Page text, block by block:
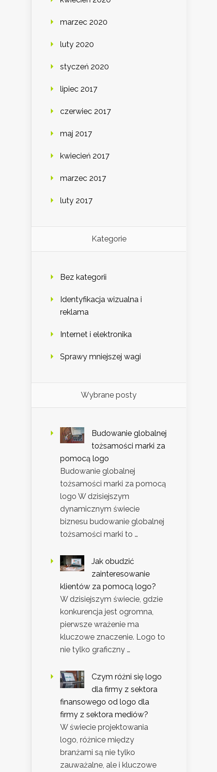
marzec 2020
luty 2020
styczeń 2020
lipiec 2017
czerwiec 2017
maj 2017
kwiecień 2017
marzec 2017
luty 2017
Kategorie
Bez kategorii
Identyfikacja wizualna i
reklama
Internet i elektronika
Sprawy mniejszej wagi
Wybrane posty
Budowanie globalnej
tożsamości marki za
pomocą logo
Budowanie globalnej
tożsamości marki za pomocą
logo W dzisiejszym
dynamicznym świecie
biznesu budowanie globalnej
tożsamości marki to …
Jak obudzić
zainteresowanie
klientów za pomocą logo?
W dzisiejszym świecie, gdzie
konkurencja jest ogromna,
pierwsze wrażenie ma
kluczowe znaczenie. Logo to
nie tylko graficzny …
Czym różni się logo
dla firmy z sektora
finansowego od logo dla
firmy z sektora mediów?
W świecie projektowania
logo, różnice między
branżami są nie tylko
zauważalne, ale i kluczowe